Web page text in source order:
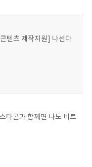
텐츠 제작지원] 나선다
타콘과 함께면 나도 비트